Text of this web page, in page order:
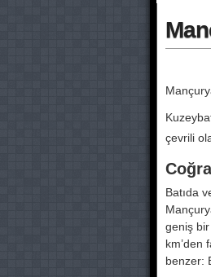
çevrili
Batıda
geniş
km’den
benzer: